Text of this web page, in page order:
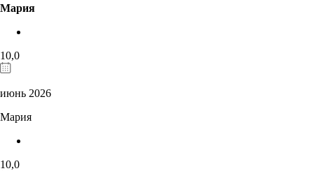
Мария
10,0
июнь 2026
Мария
10,0